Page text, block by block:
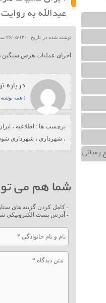
رسانی
عبدالله به
نوشته شده در تاریخ ۲۶/۰۵/۱۴۰۰ ساعت ۱۴:۴۱ |
اجرای عملیات هرس سنگین
درباره
[ همه
برچسب ها : اطلاعیه ،
، شهرداری ، شهرداری
شما هم می
- کامل کردن گزینه های
- آدرس پست الکترونیکی